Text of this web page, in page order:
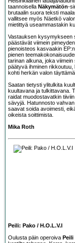
taannoisella Näkymätön-
brutaalin suora teksti
vallitsee myös Näetkö
mietittyä useammastakin
Vastauksen kysymykseen
päästävät viimein
pienoisteos kasvaakin
pienen
tarinan alkuna, joka
päätyvä ihminen rikkoutuu,
kohti herkän valon
Saatan tietysti ylitulkita
kuultavana ja tulkittavana.
raidat muodostavatkin
sävyjä. Hatunnosto
saavat soida avoimesti,
oikeista soittimista.
Mika Roth
Peili: Pako / H.O.L.V.I
Oulusta päin operoiva Peili